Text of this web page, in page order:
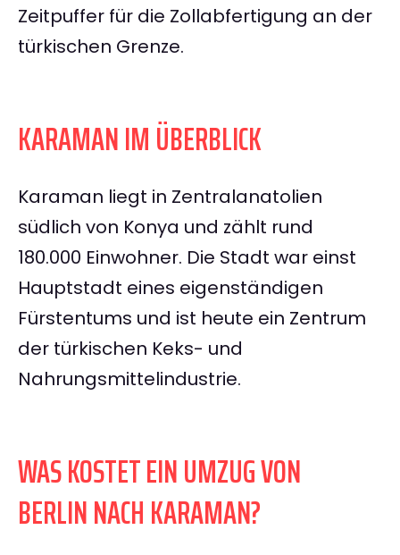
Zeitpuffer für die Zollabfertigung an der
türkischen Grenze.
KARAMAN IM ÜBERBLICK
Karaman liegt in Zentralanatolien
südlich von Konya und zählt rund
180.000 Einwohner. Die Stadt war einst
Hauptstadt eines eigenständigen
Fürstentums und ist heute ein Zentrum
der türkischen Keks- und
Nahrungsmittelindustrie.
WAS KOSTET EIN UMZUG VON
BERLIN NACH KARAMAN?